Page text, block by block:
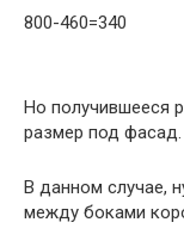
800-460=340
Но получившееся
размер под фасад.
В данном случае,
между боками